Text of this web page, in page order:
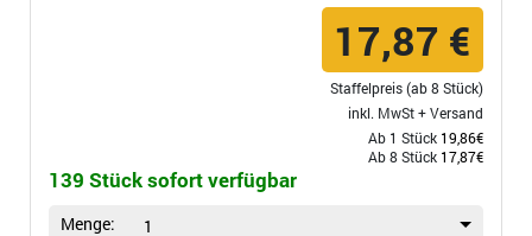
17,87 €
Staffelpreis (ab 8 Stück)
inkl. MwSt +Versand
Ab 1 Stück 19,86€
Ab 8 Stück 17,87€
139 Stück sofort verfügbar
Menge: 1